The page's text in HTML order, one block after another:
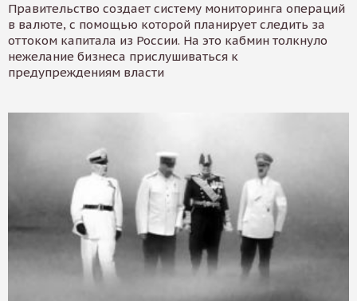
Правительство создает систему мониторинга операций
в валюте, с помощью которой планирует следить за
оттоком капитала из России. На это кабмин толкнуло
нежелание бизнеса прислушиваться к
предупреждениям власти